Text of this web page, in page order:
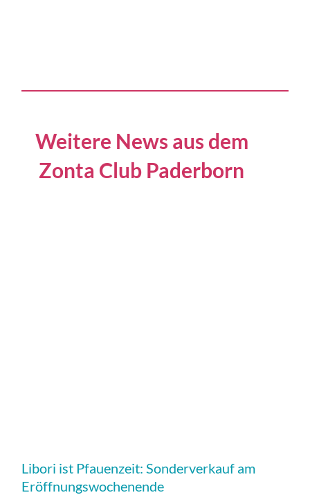
Weitere News aus dem
Zonta Club Paderborn
Libori ist Pfauenzeit: Sonderverkauf am
Eröffnungswochenende